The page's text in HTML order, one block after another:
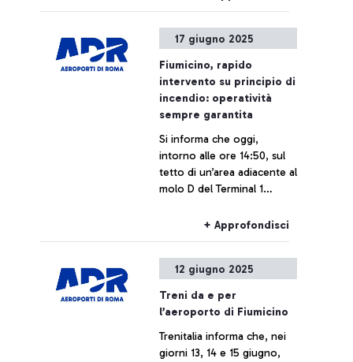
in seguito a un incendio nei
pressi della stazione di
Ponte Galeria.
17 giugno 2025
Fiumicino, rapido
intervento su principio di
incendio: operatività
sempre garantita
Si informa che oggi,
intorno alle ore 14:50, sul
tetto di un’area adiacente al
molo D del Terminal 1
il personale dei Vigili del
Fuoco, coadiuvato dal
personale di ADR, è
intervenuto prontamente
per estinguere un principio
di incendio, dovuto a cause
da accertare, che ha
causato una vistosa
presenza di fumo. La zona
+ Approfondisci
12 giugno 2025
Treni da e per
l’aeroporto di Fiumicino
Trenitalia informa che, nei
giorni 13, 14 e 15 giugno,